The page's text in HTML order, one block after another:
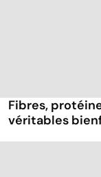
Fibres,
véritables